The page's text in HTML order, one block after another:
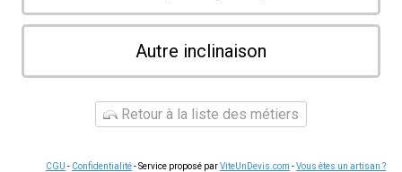
Autre inclinaison
Retour à la liste des métiers
CGU - Confidentialité- Service proposé parViteUnDevis.com -Vous êtes un artisan ?